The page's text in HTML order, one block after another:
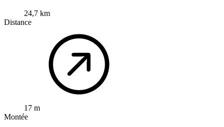
24,7 km
Distance
17 m
Montée